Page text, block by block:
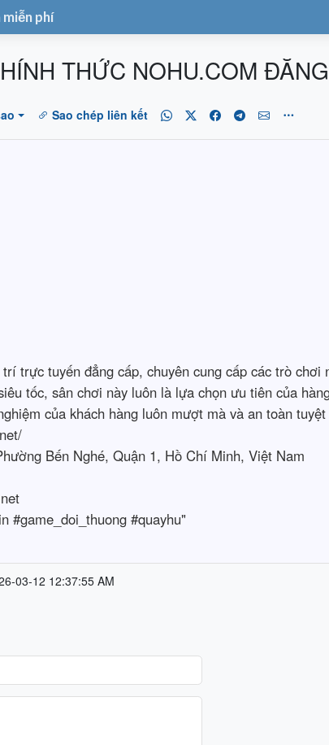
phí
THỨC NOHU.COM
Sao chép liên kết
trực tuyến đẳng cấp, chuyên cung cấp các trò
tốc, sân chơi này luôn là lựa chọn ưu tiên của
của khách hàng luôn mượt mà và an toàn
Bến Nghé, Quận 1, Hồ Chí Minh, Việt Nam
#game_doi_thuong #quayhu"
03-12 12:37:55 AM